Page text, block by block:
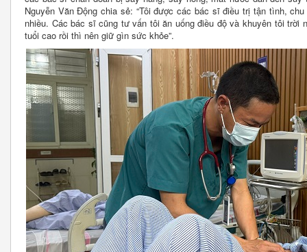
Nguyễn Văn Động chia sẻ: “Tôi được các bác sĩ điều trị tận tình,
nhiều. Các bác sĩ cũng tư vấn tôi ăn uống điều độ và khuyên tôi trời
tuổi cao rồi thì nên giữ gìn sức khỏe”.